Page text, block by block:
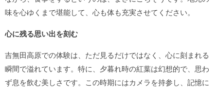
味を心ゆくまで堪能して、心も体も充実させてください。
心に残る思い出を刻む
吉無田高原での体験は、ただ見るだけではなく、心に刻まれる
瞬間で溢れています。特に、夕暮れ時の紅葉は幻想的で、思わ
ず息を飲む美しさです。この時期にはカメラを持参し、記憶に